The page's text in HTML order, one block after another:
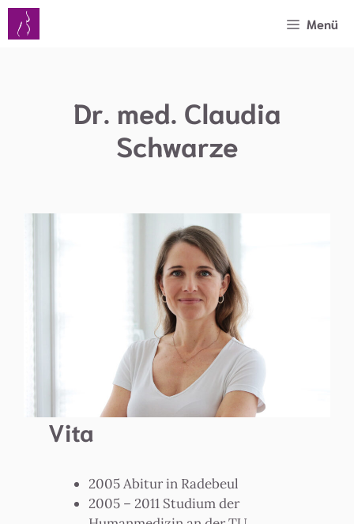
Zum
Inhalt
Menü
Dr. med. Claudia
Schwarze
Vita
2005 Abitur in Radebeul
2005 – 2011 Studium der